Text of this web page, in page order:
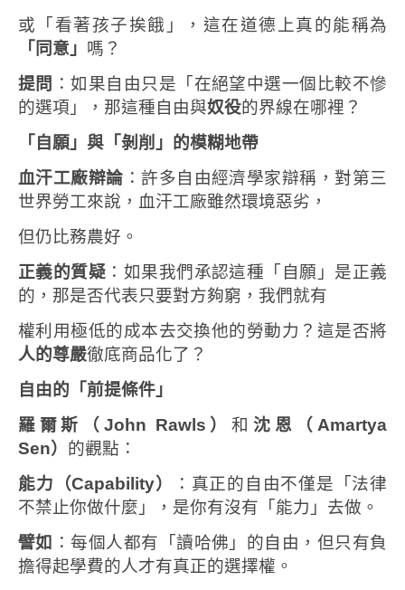
或「看著孩子挨餓」，這在道德上真的能稱為
「同意」 嗎？
提問 ：如果自由只是「在絕望中選一個比較不慘
的選項」，那這種自由與奴役的界線在哪裡？
「自願」與「剝削」的模糊地帶
血汗工廠辯論 ：許多自由經濟學家辯稱，對第三
世界勞工來說，血汗工廠雖然環境惡劣，
但仍比務農好。
正義的質疑 ：如果我們承認這種「自願」是正義
的，那是否代表只要對方夠窮，我們就有
權利用極低的成本去交換他的勞動力？這是否將
人的尊嚴徹底商品化了？
自由的「前提條件」
羅爾斯（ John Rawls ）和 沈恩（ Amartya
Sen） 的觀點：
能力（Capability）
：真正的自由不僅是「法律
不禁止你做什麼」，是你有沒有「能力」去做。
譬如 ：每個人都有「讀哈佛」的自由，但只有負
擔得起學費的人才有真正的選擇權。